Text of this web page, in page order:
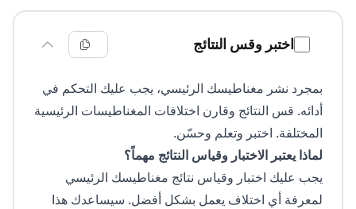
اختبر وقس النتائج
بمجرد نشر مغناطيسك الرئيسي، يجب عليك التحكم في
أدائه. قس النتائج وقارن اختلافات المغناطيسات الرئيسية
المختلفة. اختبر وتعلم وحسّن.
لماذا يعتبر الاختبار وقياس النتائج مهماً؟
يجب عليك اختبار وقياس نتائج مغناطيسك الرئيسي
لمعرفة أي اختلاف يعمل بشكل أفضل. سيساعدك هذا